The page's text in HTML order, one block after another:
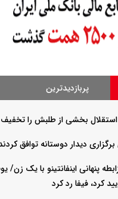
پربازدیدترین
استقلال بخشی از طلبش را
برگزاری دیدار دوستانه توافق
پنهانی اینفانتینو با یک زن/
کرد، فیفا رد کرد